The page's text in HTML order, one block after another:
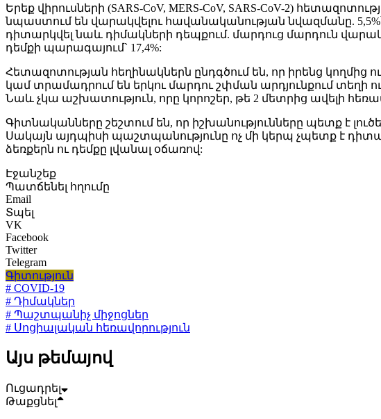
Երեք վիրուսների (SARS-CoV, MERS-CoV, SARS-CoV-2)
նպաստում են վարակվելու հավանականության նվազմանը.
դիտարկվել նաև դիմակների դեպքում. մարդուց մարդուն
դեմքի պարագայում` 17,4%:
Հետազոտության հեղինակներն ընդգծում են, որ իրենց
կամ տրամադրում են երկու մարդու շփման արդյունքում
Նաև չկա աշխատություն, որը կորոշեր, թե 2 մետրից ավելի
Գիտնականները շեշտում են, որ իշխանությունները պետք է
Սակայն այդպիսի պաշտպանությունը ոչ մի կերպ չպետք է
ձեռքերն ու դեմքը լվանալ օճառով:
Էջանշեք
Պատճենել հղումը
Email
Տպել
VK
Facebook
Twitter
Telegram
Գիտություն
# COVID-19
# Դիմակներ
# Պաշտպանիչ միջոցներ
# Սոցիալական հեռավորություն
Այս թեմայով
Ուցադրել
Թաքցնել